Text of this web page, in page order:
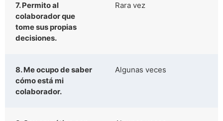
7. Permito al
colaborador que
tome sus propias
decisiones.
Rara vez
8. Me ocupo de saber
cómo está mi
colaborador.
Algunas veces